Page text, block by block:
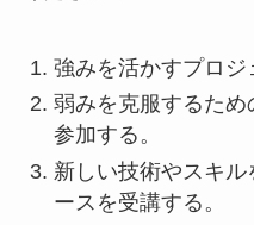
強みを活かすプロジ
弱みを克服するた
参加する。
新しい技術やスキ
ースを受講する。